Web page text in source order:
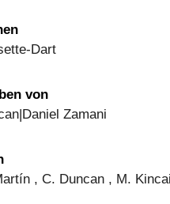
Dart
von
Zamani
, C. Duncan , M.